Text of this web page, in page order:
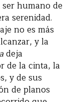
humano de
serenidad.
no es más
y la
deja
de la cinta, la
y de sus
de planos